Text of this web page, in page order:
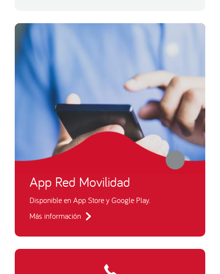
App Red Movilidad
Disponible en App Store y Google Play.
Más información